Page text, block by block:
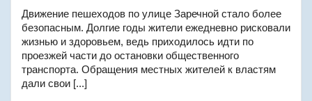
Движение пешеходов по улице Заречной стало более
безопасным. Долгие годы жители ежедневно рисковали
жизнью и здоровьем, ведь приходилось идти по
проезжей части до остановки общественного
транспорта. Обращения местных жителей к властям
дали свои [...]